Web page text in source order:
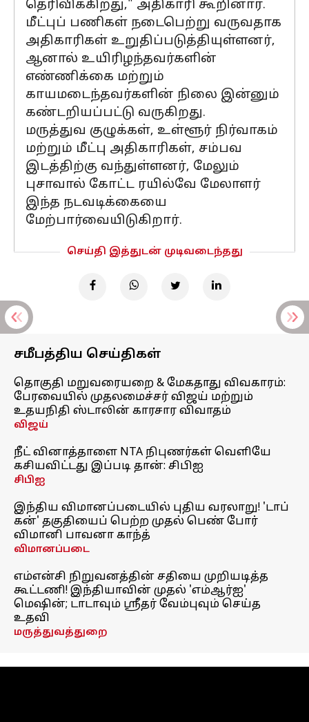
தெரிவிக்கிறது," அதிகாரி கூறினார்.
மீட்புப் பணிகள் நடைபெற்று வருவதாக
அதிகாரிகள் உறுதிப்படுத்தியுள்ளனர்,
ஆனால் உயிரிழந்தவர்களின்
எண்ணிக்கை மற்றும்
காயமடைந்தவர்களின் நிலை இன்னும்
கண்டறியப்பட்டு வருகிறது.
மருத்துவ குழுக்கள், உள்ளூர் நிர்வாகம்
மற்றும் மீட்பு அதிகாரிகள், சம்பவ
இடத்திற்கு வந்துள்ளனர், மேலும்
புசாவால் கோட்ட ரயில்வே மேலாளர்
இந்த நடவடிக்கையை
மேற்பார்வையிடுகிறார்.
செய்தி இத்துடன் முடிவடைந்தது
சமீபத்திய செய்திகள்
தொகுதி மறுவரையறை & மேகதாது விவகாரம்:
பேரவையில் முதலமைச்சர் விஜய் மற்றும்
உதயநிதி ஸ்டாலின் காரசார விவாதம்
விஜய்
நீட் வினாத்தாளை NTA நிபுணர்கள் வெளியே
கசியவிட்டது இப்படி தான்: சிபிஐ
சிபிஐ
இந்திய விமானப்படையில் புதிய வரலாறு! 'டாப்
கன்' தகுதியைப் பெற்ற முதல் பெண் போர்
விமானி பாவனா காந்த்
விமானப்படை
எம்என்சி நிறுவனத்தின் சதியை முறியடித்த
கூட்டணி! இந்தியாவின் முதல் 'எம்ஆர்ஐ'
மெஷின்; டாடாவும் ஸ்ரீதர் வேம்புவும் செய்த
உதவி
மருத்துவத்துறை